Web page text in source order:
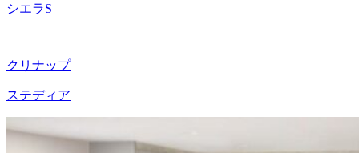
シエラS
クリナップ
ステディア